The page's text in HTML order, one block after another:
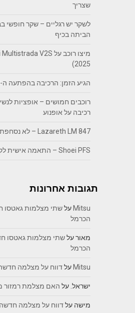
שצריך
לשקר יש רגליים – שקר חופשי
הביתה בכיף
2025)
הגיע הזמן: הרכיבה בהפתעה ה-10 יוצאת לדרך!
רוכבים חמושים – אופציות
רכיבה על אופנוע
Lazareth LM 847 – לא נסחפתם בכלל
Shoei PFS – התאמה אישית לקסדה
תגובות אחרונות
Mitsu עלשתי מצלמות גאטסו
הכרמל
מאורעלשתי מצלמות גאטסו
הכרמל
Mitsu עלדווח על מצלמה
ישראל. על האם מצלמת רמזור
מישה עלדווח על מצלמה חדשה